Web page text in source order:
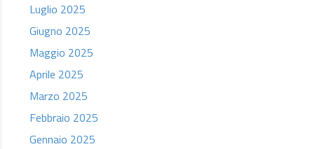
Luglio 2025
Giugno 2025
Maggio 2025
Aprile 2025
Marzo 2025
Febbraio 2025
Gennaio 2025